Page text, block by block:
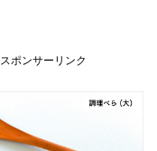
スポンサーリンク